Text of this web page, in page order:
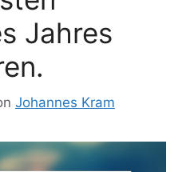
Jahres
Johannes Kram